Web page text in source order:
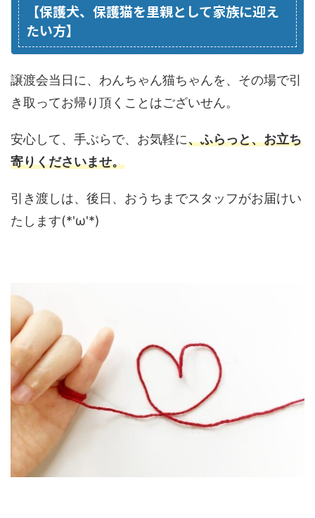
【保護犬、保護猫を里親として家族に迎え
たい方】
譲渡会当日に、わんちゃん猫ちゃんを、その場で引
き取ってお帰り頂くことはございせん。
安心して、手ぶらで、お気軽に、ふらっと、お立ち
寄りくださいませ。
引き渡しは、後日、おうちまでスタッフがお届けい
たします(*'ω'*)